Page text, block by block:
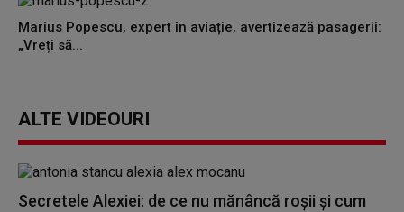
Marius Popescu, expert în aviație, avertizează pasagerii:
„Vreți să...
ALTE VIDEOURI
Secretele Alexiei: de ce nu mănâncă roșii și cum